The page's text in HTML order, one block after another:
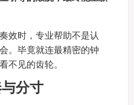
效时，专业帮助不是认
。毕竟就连最精密的钟
不见的齿轮。
分寸